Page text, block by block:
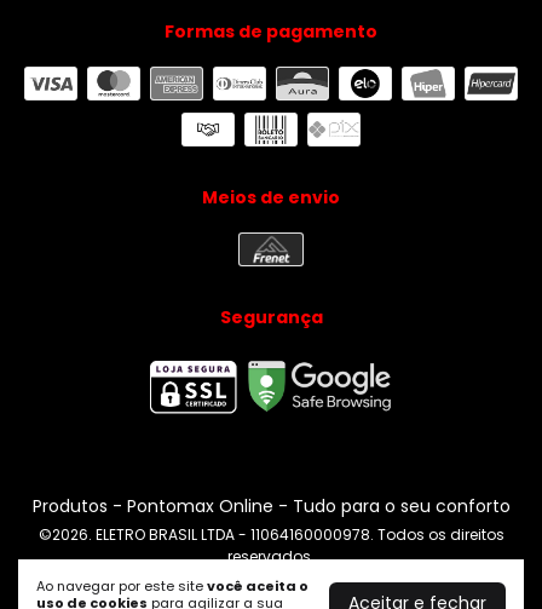
Ao navegar por este sitevocê aceita o
uso de cookies para agilizar a sua Aceitar e fechar
Formas de pagamento
Meios de envio
Segurança
Produtos - Pontomax Online - Tudo para o seu conforto
©2026. ELETRO BRASIL LTDA - 11064160000978. Todos os direitos
reservados.